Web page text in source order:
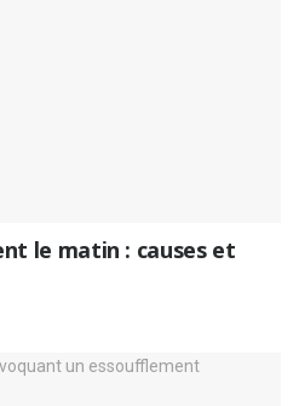
le matin : causes et